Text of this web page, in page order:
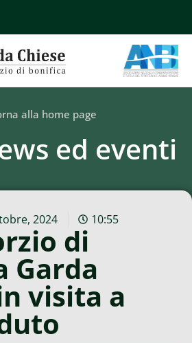
alla home page
ed eventi
2024 10:55
di
Garda
visita a